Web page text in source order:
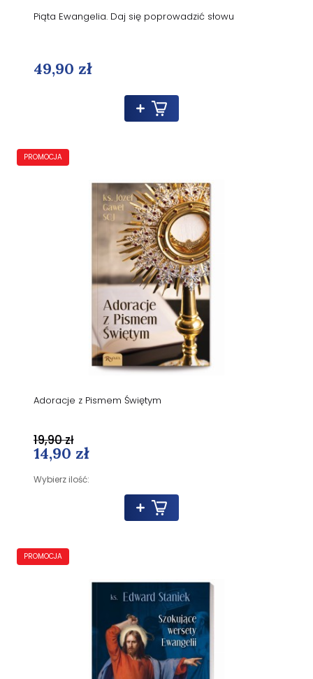
Piąta Ewangelia. Daj się poprowadzić słowu
49,90 zł
Adoracje z Pismem Świętym
14,90 zł
Wybierz ilość:
19,90 zł
PROMOCJA
PROMOCJA